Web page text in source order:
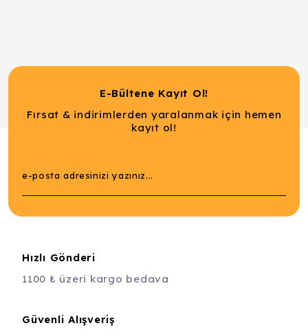
E-Bültene Kayıt Ol!
Fırsat & indirimlerden yaralanmak için hemen
kayıt ol!
Hızlı Gönderi
1100 ₺ üzeri kargo bedava
Güvenli Alışveriş